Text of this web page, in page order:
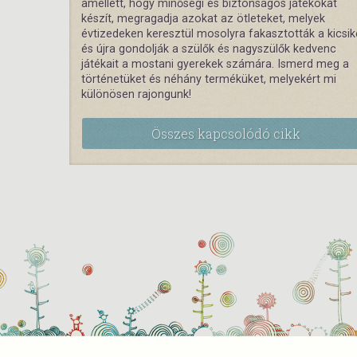
amellett, hogy minőségi és biztonságos játékokat
készít, megragadja azokat az ötleteket, melyek
évtizedeken keresztül mosolyra fakasztották a
és újra gondolják a szülők és nagyszülők kedvenc
játékait a mostani gyerekek számára. Ismerd meg a
történetüket és néhány terméküket, melyekért mi
különösen rajongunk!
Összes kapcsolódó cikk